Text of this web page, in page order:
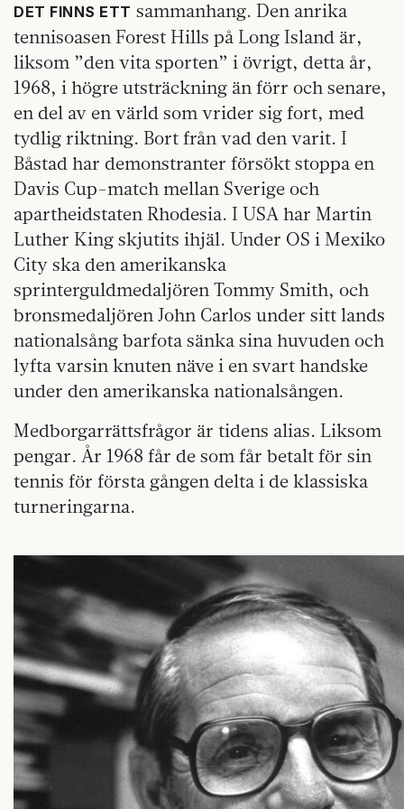
DET FINNS ETT sammanhang. Den anrika
tennisoasen Forest Hills på Long Island är,
liksom ”den vita sporten” i övrigt, detta år,
1968, i högre utsträckning än förr och senare,
en del av en värld som vrider sig fort, med
tydlig riktning. Bort från vad den varit. I
Båstad har demonstranter försökt stoppa en
Davis Cup-match mellan Sverige och
apartheidstaten Rhodesia. I USA har Martin
Luther King skjutits ihjäl. Under OS i Mexiko
City ska den amerikanska
sprinterguldmedaljören Tommy Smith, och
bronsmedaljören John Carlos under sitt lands
nationalsång barfota sänka sina huvuden och
lyfta varsin knuten näve i en svart handske
under den amerikanska nationalsången.
Medborgarrättsfrågor är tidens alias. Liksom
pengar. År 1968 får de som får betalt för sin
tennis för första gången delta i de klassiska
turneringarna.